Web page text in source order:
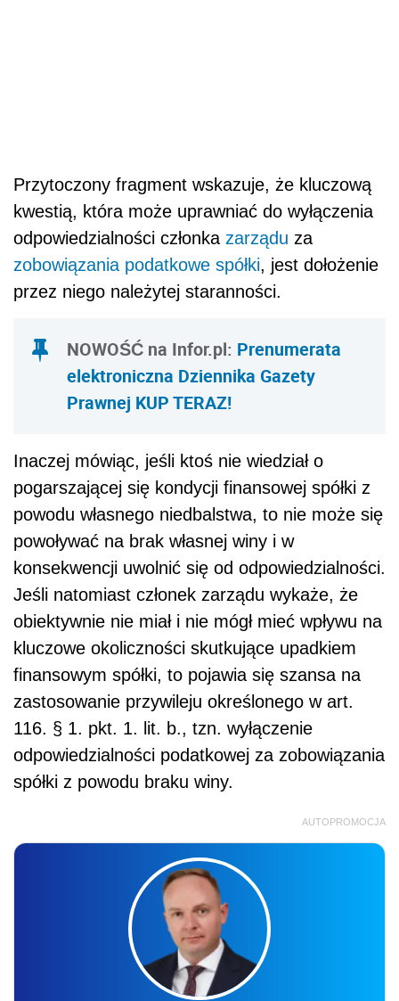
Przytoczony fragment wskazuje, że kluczową
kwestią, która może uprawniać do wyłączenia
odpowiedzialności członka zarządu za
zobowiązania podatkowe spółki, jest dołożenie
przez niego należytej staranności.
NOWOŚĆ na Infor.pl: Prenumerata
elektroniczna Dziennika Gazety
Prawnej KUP TERAZ!
Inaczej mówiąc, jeśli ktoś nie wiedział o
pogarszającej się kondycji finansowej spółki z
powodu własnego niedbalstwa, to nie może się
powoływać na brak własnej winy i w
konsekwencji uwolnić się od odpowiedzialności.
Jeśli natomiast członek zarządu wykaże, że
obiektywnie nie miał i nie mógł mieć wpływu na
kluczowe okoliczności skutkujące upadkiem
finansowym spółki, to pojawia się szansa na
zastosowanie przywileju określonego w art.
116. § 1. pkt. 1. lit. b., tzn. wyłączenie
odpowiedzialności podatkowej za zobowiązania
spółki z powodu braku winy.
AUTOPROMOCJA